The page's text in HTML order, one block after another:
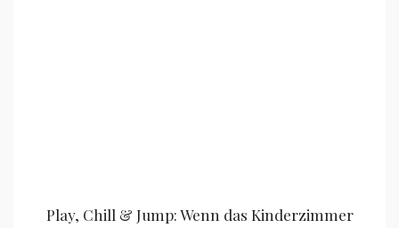
Play, Chill & Jump: Wenn das Kinderzimmer